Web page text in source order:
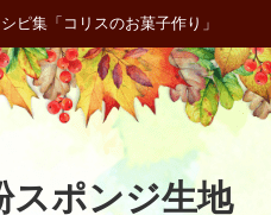
ピ集「コリスのお菓子作り」
スポンジ生地